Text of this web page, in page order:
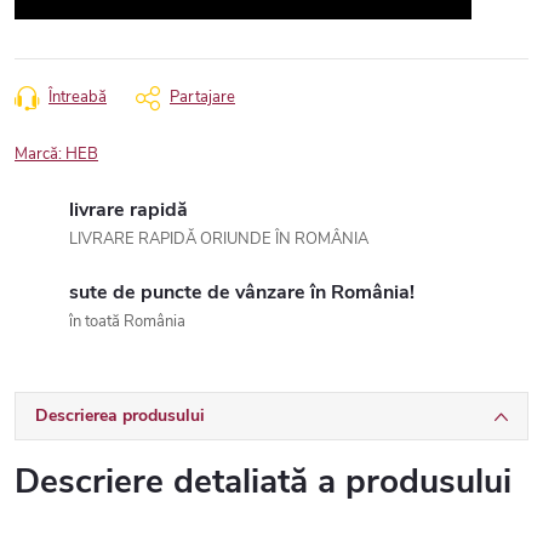
Întreabă Partajare
Marcă: HEB
livrare rapidă
LIVRARE RAPIDĂ ORIUNDE ÎN ROMÂNIA
sute de puncte de vânzare în România!
în toată România
Descrierea produsului
Descriere detaliată a produsului